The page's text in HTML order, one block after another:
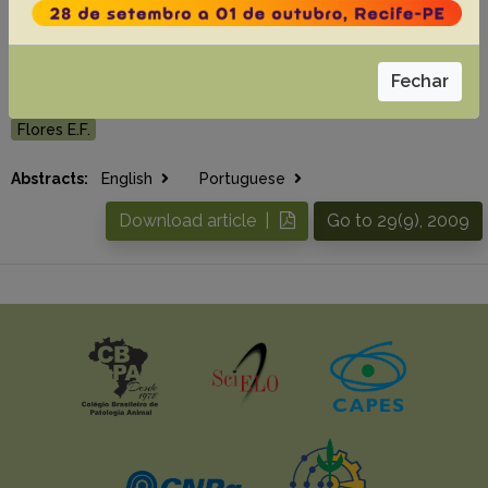
#3 - Shedding and transmission of bovine viral
diarrhea virus by persistently infected calves,
Weiblen R.
Flores E.F.
Abstracts: English Portuguese
Go to 29(9), 2009
Download article |
Fechar